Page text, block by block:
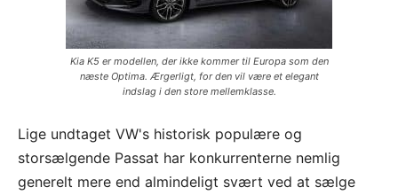
Kia K5 er modellen, der ikke kommer til Europa som den
næste Optima. Ærgerligt, for den vil være et elegant
indslag i den store mellemklasse.
Lige undtaget VW's historisk populære og
storsælgende Passat har konkurrenterne nemlig
generelt mere end almindeligt svært ved at sælge